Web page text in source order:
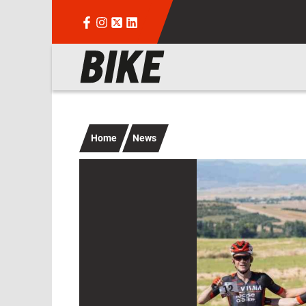
Navigazione principale
Home News
Immagine